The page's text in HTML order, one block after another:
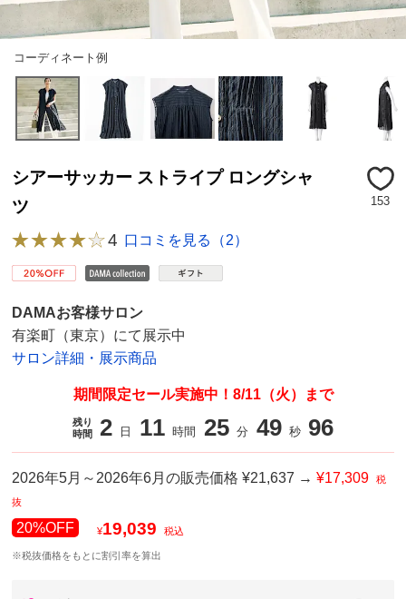
コーディネート例
シアーサッカー ストライプ ロングシャ
ツ
153
4 口コミを見る（2）
DAMAお客様サロン
有楽町（東京）にて展示中
サロン詳細・展示商品
期間限定セール実施中！8/11（火）まで
残り
時間
2 日 11 時間 25 分 49 秒 03
2026年5月～2026年6月の販売価格 ¥21,637 →¥17,309 税
抜
20%OFF ¥19,039 税込
※税抜価格をもとに割引率を算出